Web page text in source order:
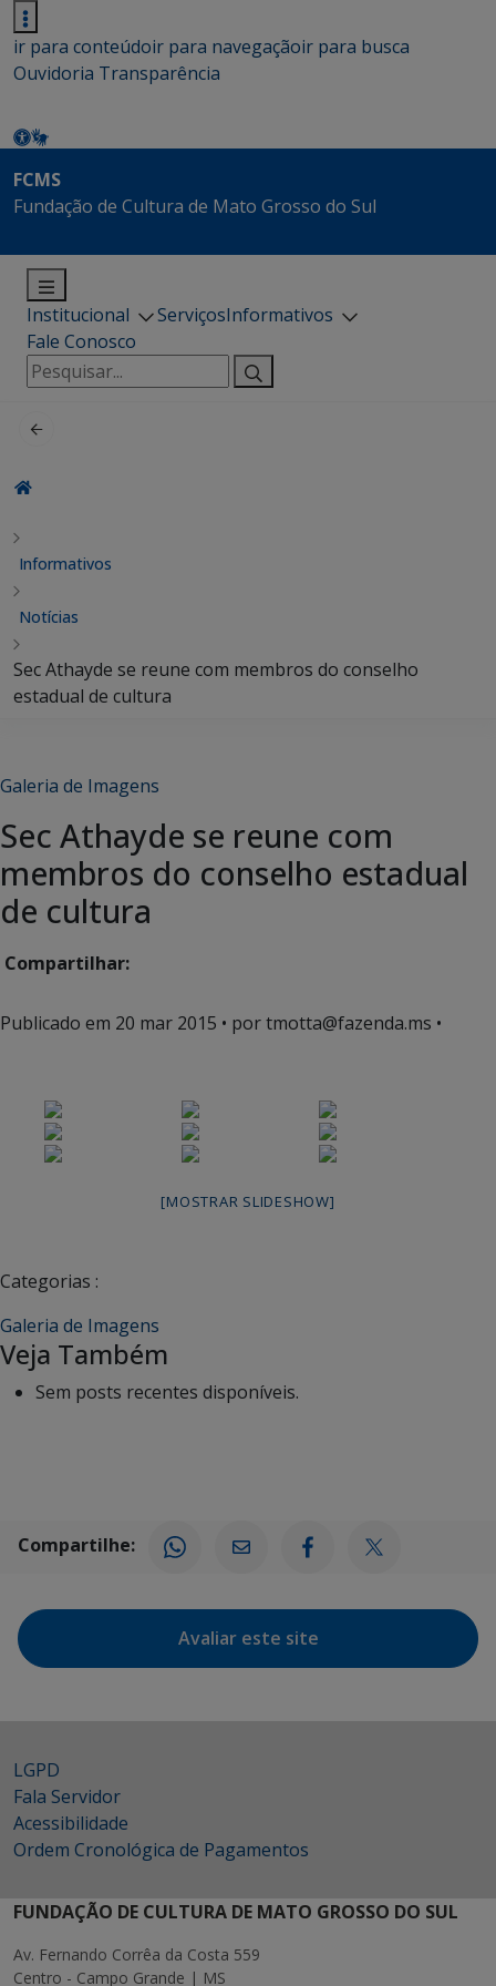
ir para conteúdoir para navegaçãoir para busca
Ouvidoria Transparência
FCMS
Fundação de Cultura de Mato Grosso do Sul
Institucional ServiçosInformativos
Fale Conosco
Pesquisar
por:
Informativos
Notícias
Sec Athayde se reune com membros do conselho
estadual de cultura
Galeria de Imagens
Sec Athayde se reune com
membros do conselho estadual
de cultura
Compartilhar:
Publicado em 20 mar 2015 • por tmotta@fazenda.ms •
[MOSTRAR SLIDESHOW]
Categorias :
Galeria de Imagens
Veja Também
Sem posts recentes disponíveis.
Compartilhe:
Avaliar este site
LGPD
Fala Servidor
Acessibilidade
Ordem Cronológica de Pagamentos
FUNDAÇÃO DE CULTURA DE MATO GROSSO DO SUL
Av. Fernando Corrêa da Costa 559
Centro - Campo Grande | MS